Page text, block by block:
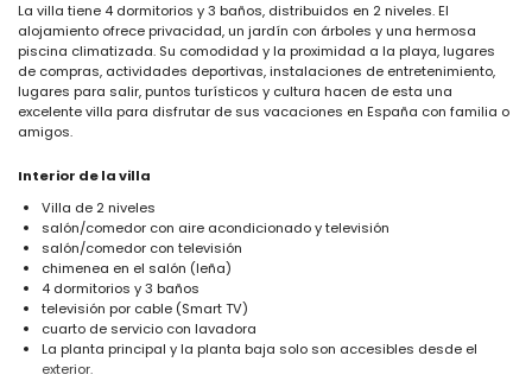
La villa tiene 4 dormitorios y 3 baños, distribuidos en 2 niveles. El
alojamiento ofrece privacidad, un jardín con árboles y una hermosa
piscina climatizada. Su comodidad y la proximidad a la playa, lugares
de compras, actividades deportivas, instalaciones de entretenimiento,
lugares para salir, puntos turísticos y cultura hacen de esta una
excelente villa para disfrutar de sus vacaciones en España con familia o
amigos.
Interior de la villa
Villa de 2 niveles
salón/comedor con aire acondicionado y televisión
salón/comedor con televisión
chimenea en el salón (leña)
4 dormitorios y 3 baños
televisión por cable (Smart TV)
cuarto de servicio con lavadora
La planta principal y la planta baja solo son accesibles desde el
exterior.